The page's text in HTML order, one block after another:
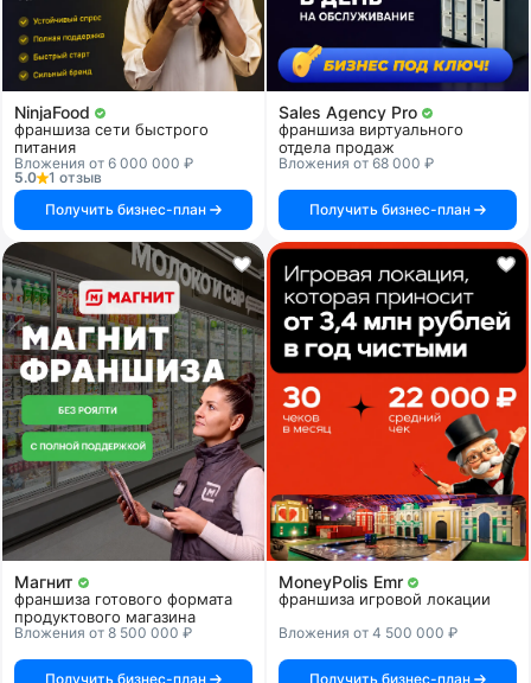
NinjaFood
франшиза сети быстрого
питания
Вложения от 6 000 000 ₽
5.0
1 отзыв
Получить бизнес-план
Sales Agency Pro
франшиза виртуального
отдела продаж
Вложения от 68 000 ₽
Получить бизнес-план
Магнит
франшиза готового формата
продуктового магазина
Вложения от 8 500 000 ₽
Получить бизнес-план
MoneyPolis Emr
франшиза игровой локации
Вложения от 4 500 000 ₽
Получить бизнес-план